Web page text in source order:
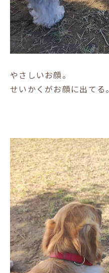
やさしいお顔。
せいかくがお顔に出てる。